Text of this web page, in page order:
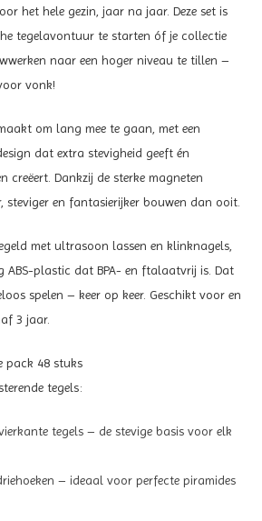
het hele gezin, jaar na jaar. Deze set is
tegelavontuur te starten óf je collectie
naar een hoger niveau te tillen –
vonk!
om lang mee te gaan, met een
dat extra stevigheid geeft én
creëert. Dankzij de sterke magneten
steviger en fantasierijker bouwen dan ooit.
met ultrasoon lassen en klinknagels,
plastic dat BPA- en ftalaatvrij is. Dat
spelen – keer op keer. Geschikt voor en
3 jaar.
pack 48 stuks
tegels:
tegels – de stevige basis voor elk
– ideaal voor perfecte piramides